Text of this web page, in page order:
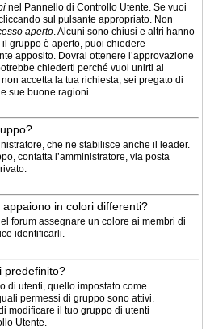
nel Pannello di Controllo Utente. Se vuoi
sul pulsante appropriato. Non
aperto. Alcuni sono chiusi e altri hanno
il gruppo è aperto, puoi chiedere
apposito. Dovrai ottenere l’approvazione
chiederti perché vuoi unirti al
accetta la tua richiesta, sei pregato di
sue buone ragioni.
che ne stabilisce anche il leader.
contatta l’amministratore, via posta
in colori differenti?
forum assegnare un colore ai membri di
identificarli.
predefinito?
di utenti, quello impostato come
permessi di gruppo sono attivi.
modificare il tuo gruppo di utenti
Utente.